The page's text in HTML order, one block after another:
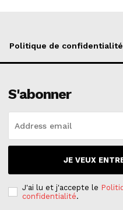
Politique de confidentialité
S'abonner
JE VEUX
J'ai lu et j'accepte le
confidentialité.